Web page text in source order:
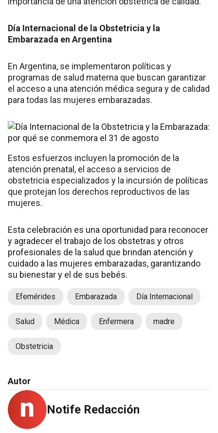
Día Internacional de la Obstetricia y la
Embarazada en Argentina
En Argentina, se implementaron políticas y
programas de salud materna que buscan garantizar
el acceso a una atención médica segura y de calidad
para todas las mujeres embarazadas.
Estos esfuerzos incluyen la promoción de la
atención prenatal, el acceso a servicios de
obstetricia especializados y la incursión de políticas
que protejan los derechos reproductivos de las
mujeres.
Esta celebración es una oportunidad para reconocer
y agradecer el trabajo de los obstetras y otros
profesionales de la salud que brindan atención y
cuidado a las mujeres embarazadas, garantizando
su bienestar y el de sus bebés.
Efemérides Embarazada Día Internacional
Salud Médica Enfermera madre
Obstetricia
Autor
Notife Redacción